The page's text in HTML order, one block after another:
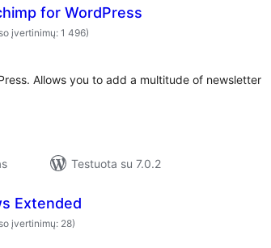
for WordPress
įvertinimų: 1 496)
Allows you to add a multitude of newsletter
Testuota su 7.0.2
Extended
įvertinimų: 28)